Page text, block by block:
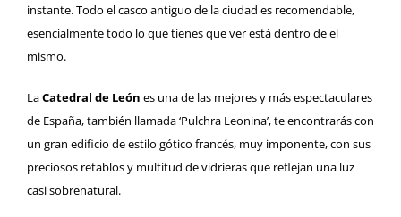
instante. Todo el casco antiguo de la ciudad es recomendable,
esencialmente todo lo que tienes que ver está dentro de el
mismo.
LaCatedral de León es una de las mejores y más espectaculares
de España, también llamada ‘Pulchra Leonina’, te encontrarás con
un gran edificio de estilo gótico francés, muy imponente, con sus
preciosos retablos y multitud de vidrieras que reflejan una luz
casi sobrenatural.